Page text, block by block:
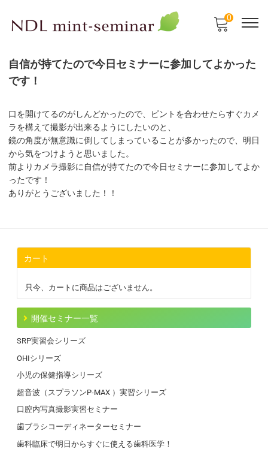
0
自信が持てたので今日セミナーに参加してよかった
です！
口を開けてるのがしんどかったので、ピントを合わせたらすぐカメ
ラを構えて撮影が出来るようにしたいのと、
鏡の角度が無意識に倒してしまっていることが多かったので、明日
から気をつけようと思いました。
前よりカメラ撮影に自信が持てたので今日セミナーに参加してよか
ったです！
ありがとうございました！！
カート
只今、カートに商品はございません。
開催セミナー一覧
SRP実習会シリーズ
OHIシリーズ
小児の保健指導シリーズ
超音波（スプラソンP-MAX ）実習シリーズ
口腔内写真撮影実習セミナー
歯ブラシコーディネーターセミナー
歯科臨床で明日からすぐに使える歯科医学！